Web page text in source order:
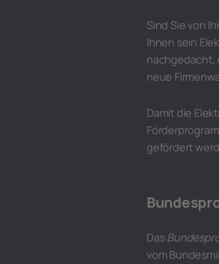
Sind Sie von
Ihnen sein
nachgedacht,
neue
Damit die
gefördert
Das
vom